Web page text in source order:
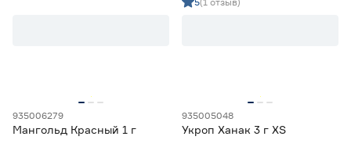
935006279
Мангольд Красный 1 г
935005048
Укроп Ханак 3 г XS